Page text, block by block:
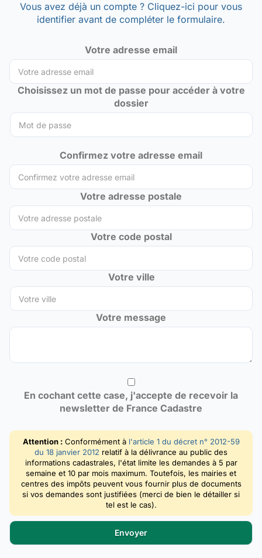
Vous avez déjà un compte ? Cliquez-ici pour vous
identifier avant de compléter le formulaire.
Votre adresse email
Choisissez un mot de passe pour accéder à votre
dossier
Confirmez votre adresse email
Votre adresse postale
Votre code postal
Votre ville
Votre message
En cochant cette case, j'accepte de recevoir la
newsletter de France Cadastre
Attention :Conformément à l'article 1 du décret n° 2012-59
du 18 janvier 2012 relatif à la délivrance au public des
informations cadastrales, l'état limite les demandes à 5 par
semaine et 10 par mois maximum. Toutefois, les mairies et
centres des impôts peuvent vous fournir plus de documents
si vos demandes sont justifiées (merci de bien le détailler si
tel est le cas).